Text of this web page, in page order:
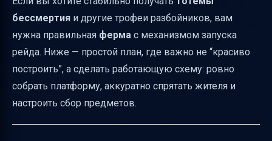
Таблички: последовательность, которая
формирует механизм
Лава и вода: как “привязать” поток к сбору
Воронки и сундук: куда идет добыча
Выход и безопасность: как выбраться
наверх
Как запустить ферму тотемов
бессмертия и другие трофеи разбойников, вам
нужна правильная ферма с механизмом запуска
рейда. Ниже — простой план, где важно не “красиво
построить”, а сделать работающую схему: ровно
собрать платформу, аккуратно спрятать жителя и
настроить сбор предметов.